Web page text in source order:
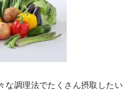
な調理法でたくさん摂取したい